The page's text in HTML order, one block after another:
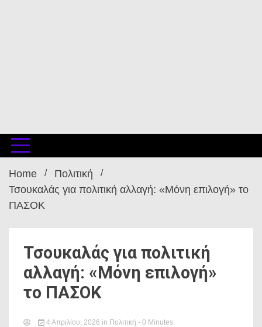
Home
Πολιτική
Τσουκαλάς για πολιτική αλλαγή: «Μόνη επιλογή» το
ΠΑΣΟΚ
Τσουκαλάς για πολιτική
αλλαγή: «Μόνη επιλογή»
το ΠΑΣΟΚ
4 Απριλίου, 2026 in Πολιτική - 0 Minutes